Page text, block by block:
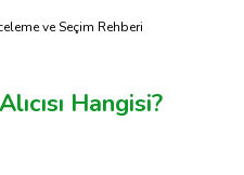
ve Seçim Rehberi
Hangisi?